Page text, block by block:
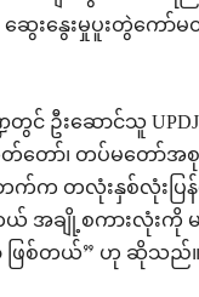
ဆွေးနွေးမှုပူးတွဲကေ
ဦးဆောင်သူ
လွှတ်တော်၊ တပ်မတေ
က်က တလုံးနှစ်လုံးပ
ချို့စကားလုံးကို
ဖြစ်တယ်” ဟု ဆိုသည်။